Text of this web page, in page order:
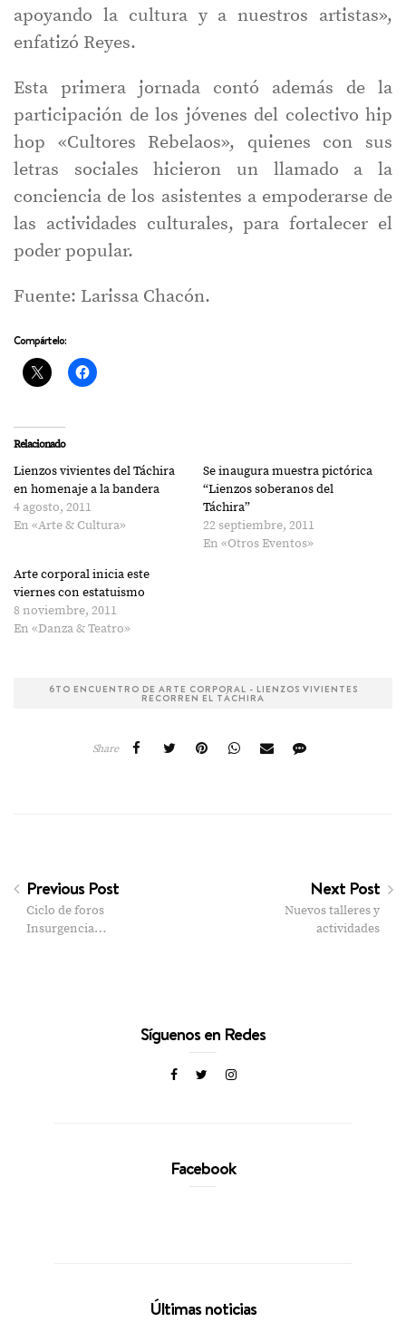
apoyando la cultura y a nuestros artistas»,
enfatizó Reyes.
Esta primera jornada contó además de la
participación de los jóvenes del colectivo hip
hop «Cultores Rebelaos», quienes con sus
letras sociales hicieron un llamado a la
conciencia de los asistentes a empoderarse de
las actividades culturales, para fortalecer el
poder popular.
Fuente: Larissa Chacón.
Compártelo:
Relacionado
Lienzos vivientes del Táchira
en homenaje a la bandera
4 agosto, 2011
En «Arte & Cultura»
Se inaugura muestra pictórica
“Lienzos soberanos del
Táchira”
22 septiembre, 2011
En «Otros Eventos»
Arte corporal inicia este
viernes con estatuismo
8 noviembre, 2011
En «Danza & Teatro»
6TO ENCUENTRO DE ARTE CORPORAL - LIENZOS VIVIENTES
RECORREN EL TÁCHIRA
Share
Previous Post
Ciclo de foros
Insurgencia…
Next Post
Nuevos talleres y
actividades
Síguenos en Redes
Facebook
Últimas noticias